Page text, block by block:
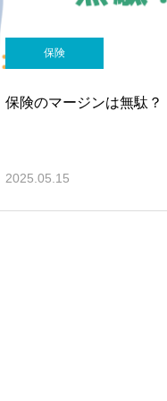
保険
保険のマージンは無駄？
2025.05.15